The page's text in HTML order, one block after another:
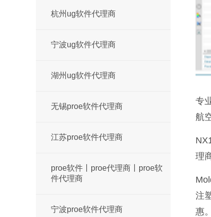
专
航
理
注
惠。
杭州ug软件代理商
宁波ug软件代理商
湖州ug软件代理商
无锡proe软件代理商
江苏proe软件代理商
proe软件丨proe代理商丨proe软
件代理商
宁波proe软件代理商